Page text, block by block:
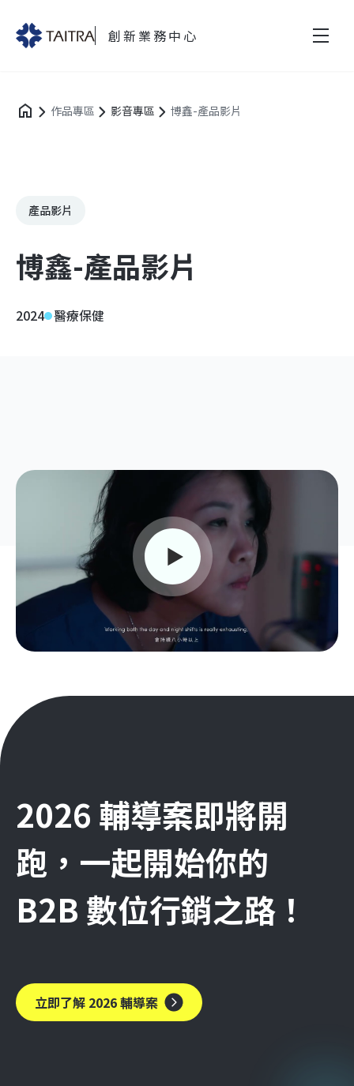
創新業務中心
作品專區 影音專區 博鑫-產品影片
產品影片
博鑫-產品影片
2024 醫療保健
2026 輔導案即將開
跑，一起開始你的
B2B 數位行銷之路！
立即了解 2026 輔導案